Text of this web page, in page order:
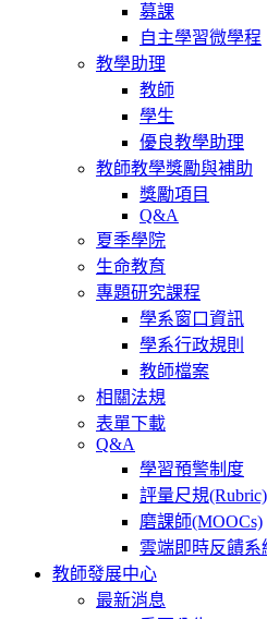
募課
自主學習微學程
教學助理
教師
學生
優良教學助理
教師教學獎勵與補助
獎勵項目
Q&A
夏季學院
生命教育
專題研究課程
學系窗口資訊
學系行政規則
教師檔案
相關法規
表單下載
Q&A
學習預警制度
評量尺規(Rubric)
磨課師(MOOCs)
雲端即時反饋
教師發展中心
最新消息